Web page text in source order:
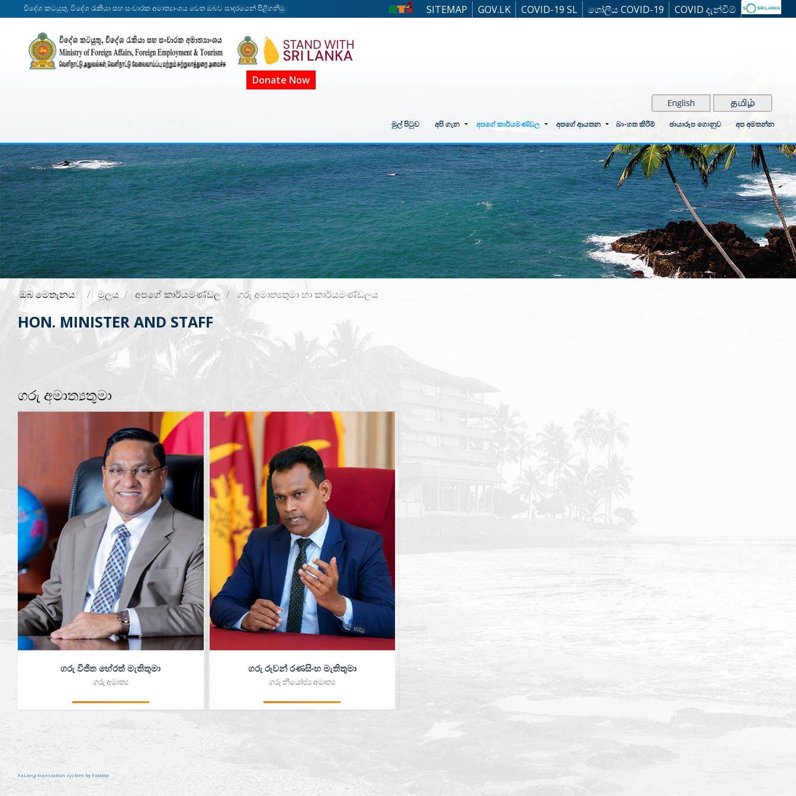
විදේශ කටයුතු, විදේශ රැකියා සහ සංචාරක අමාත්‍යාංශය වෙත ඔබව සාදරයෙන් පිළිගනිමු SITEMAP GOV.LK COVID-19 SL ගෝලීය COVID-19 COVID දැන්වීම්
Donate Now
මුල් පිටුව අපි ගැන අපගේ කාර්යමණ්ඩල අපගේ ආයතන බා-ගත කිරීම් ඡායාරූප ගොනුව අප අමතන්න
ඔබ මෙතැනය: මූලය අපගේ කාර්යමණ්ඩල ගරු අමාත්‍යතුමා හා කාර්යමණ්ඩලය
HON. MINISTER AND STAFF
ගරු අමාත්‍යතුමා
ගරු විජිත හේරත් මැතිතුමා
ගරු අමාත්‍ය
ගරු රුවන් රණසිංහ මැතිතුමා
ගරු නියෝජ්‍ය අමාත්‍ය
FaLang translation system by Faboba